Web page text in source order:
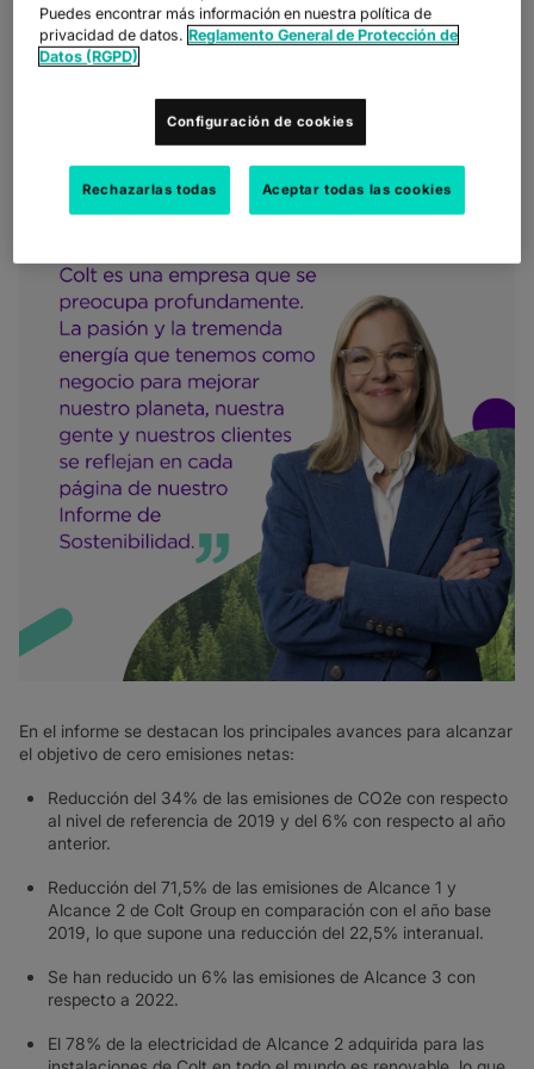
mejorar nuestro planeta, nuestra gente y nuestros clientes se
puede ver en cada página, cada métrica y cada paso hacia
nuestro objetivo de llegar a cero emisiones netas de gases de
los progresos que estamos haciendo para construir un mundo
Keri Gilder, CEO de Colt Technology Services.
En el informe se destacan los principales avances para alcanzar
el objetivo de cero emisiones netas:
Reducción del 34% de las emisiones de CO2e con respecto
al nivel de referencia de 2019 y del 6% con respecto al año
anterior.
Reducción del 71,5% de las emisiones de Alcance 1 y
Alcance 2 de Colt Group en comparación con el año base
2019, lo que supone una reducción del 22,5% interanual.
Se han reducido un 6% las emisiones de Alcance 3 con
respecto a 2022.
El 78% de la electricidad de Alcance 2 adquirida para las
Puedes encontrar más información en nuestra política de
privacidad de datos. Reglamento General de Protección de
Datos (RGPD)
Configuración de cookies
Rechazarlas todas Aceptar todas las cookies